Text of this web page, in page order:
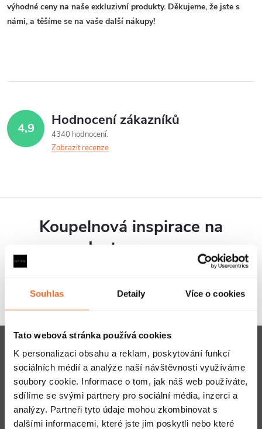
Souhlas Detaily Více o cookies
Tato webová stránka používá cookies
K personalizaci obsahu a reklam, poskytování funkcí
sociálních médií a analýze naší návštěvnosti využíváme
soubory cookie. Informace o tom, jak náš web používáte,
sdílíme se svými partnery pro sociální média, inzerci a
analýzy. Partneři tyto údaje mohou zkombinovat s
dalšími informacemi, které jste jim poskytli nebo které
výhodné ceny na naše exkluzivní produkty. Děkujeme, že jste s
námi, a těšíme se na vaše další nákupy!
4,9 Hodnocení zákazníků
4340 hodnocení
Zobrazit recenze
Koupelnová inspirace na
Instagramu
Přihlaste se k odběru
novinek
a nechte se inspirovat